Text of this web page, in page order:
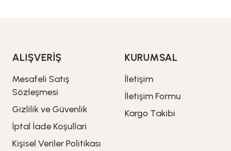
ALIŞVERİŞ
Mesafeli Satış
Sözleşmesi
Gizlilik ve Güvenlik
İptal İade Koşullari
Kişisel Veriler Politikası
KURUMSAL
İletişim
İletişim Formu
Kargo Takibi